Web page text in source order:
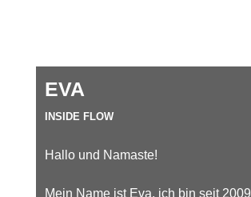
EVA
INSIDE FLOW
Hallo und Namaste!
Mein Name ist Eva, ich bin seit 2009